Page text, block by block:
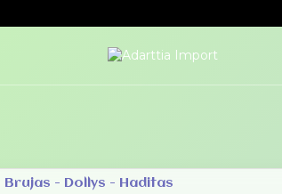
Brujas - Dollys - Haditas